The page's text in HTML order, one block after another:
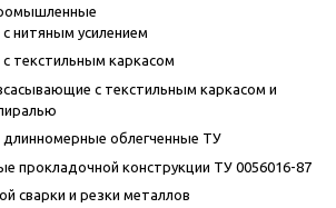
нитяным усилением
текстильным каркасом
с текстильным каркасом и
длинномерные облегченные ТУ
прокладочной конструкции ТУ 0056016-87
сварки и резки металлов